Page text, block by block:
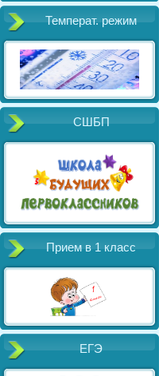
Температ. режим
СШБП
Прием в 1 класс
ЕГЭ